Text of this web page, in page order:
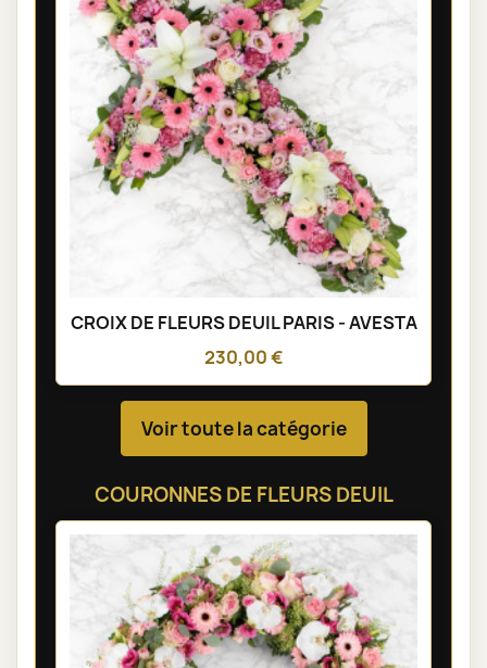
CROIX DE FLEURS DEUIL PARIS - AVESTA
230,00 €
Voir toute la catégorie
COURONNES DE FLEURS DEUIL